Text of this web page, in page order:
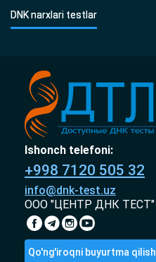
DNK narxlari testlar
Ishonch telefoni:
+998 7120 505 32
info@dnk-test.uz
ООО "ЦЕНТР ДНК ТЕСТ"
Qo'ng'iroqni buyurtma qilish